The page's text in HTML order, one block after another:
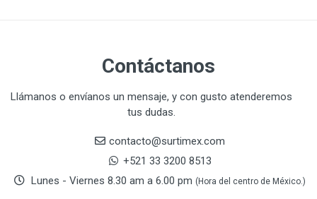
CRAFTSMAN 77
Contáctanos
Llámanos o envíanos un mensaje, y con gusto atenderemos
tus dudas.
contacto@surtimex.com
+521 33 3200 8513
Lunes - Viernes 8.30 am a 6.00 pm (Hora del centro de México.)